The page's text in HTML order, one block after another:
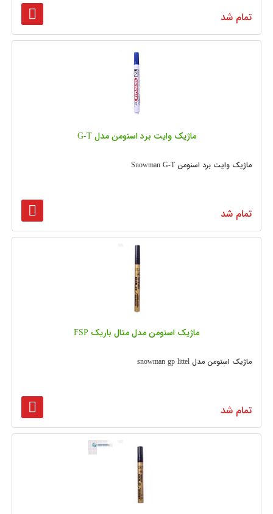
تمام شد
ماژیک وایت برد اسنومن مدل G-T
ماژیک وایت برد اسنومن Snowman G-T
تمام شد
ماژیک اسنومن مدل متال باریک FSP
ماژیک اسنومن مدل snowman gp littel
تمام شد